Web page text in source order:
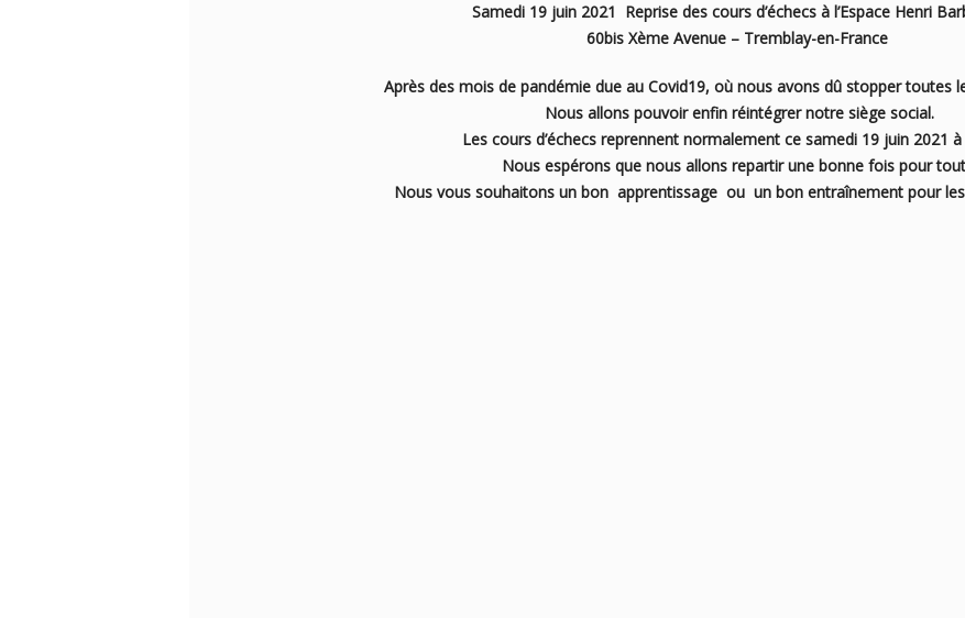
Samedi 19 juin 2021 Reprise des cours d’échecs à l’Espace Henri
60bis Xème Avenue – Tremblay-en-France
Après des mois de pandémie due au Covid19, où nous avons dû stopper toutes
Nous allons pouvoir enfin réintégrer notre siège social.
Les cours d’échecs reprennent normalement ce samedi 19 juin 2021
Nous espérons que nous allons repartir une bonne fois pour
Nous vous souhaitons un bon apprentissage ou un bon entraînement pour